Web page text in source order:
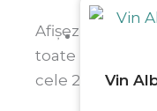
Vin
Afișez
toate
cele 2